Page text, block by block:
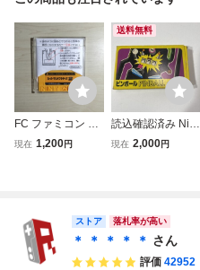
FC ファミコン デ
ィスクシステム デ
現在 1,200円
送料無料
読込確認済み Nint
endo ファミコン
現在 2,000円
ストア 落札率が高い
＊ ＊ ＊ ＊ ＊ さん
評価 42952